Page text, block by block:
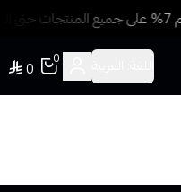
0
0